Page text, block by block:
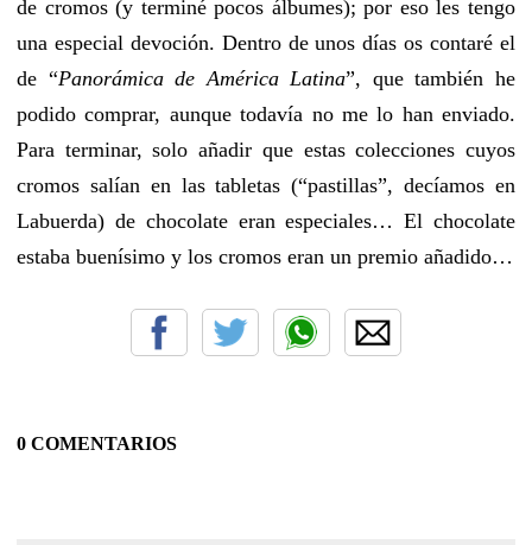
de cromos (y terminé pocos álbumes); por eso les tengo
una especial devoción. Dentro de unos días os contaré el
de “Panorámica de América Latina”, que también he
podido comprar, aunque todavía no me lo han enviado.
Para terminar, solo añadir que estas colecciones cuyos
cromos salían en las tabletas (“pastillas”, decíamos en
Labuerda) de chocolate eran especiales… El chocolate
estaba buenísimo y los cromos eran un premio añadido…
0 COMENTARIOS